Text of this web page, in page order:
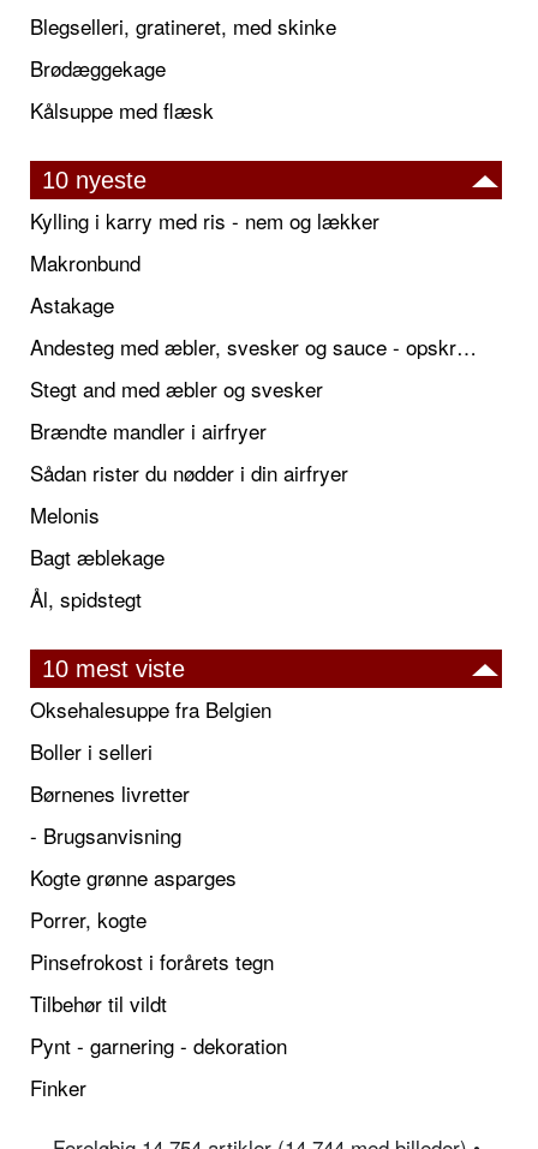
Blegselleri, gratineret, med skinke
Brødæggekage
Kålsuppe med flæsk
10 nyeste
Kylling i karry med ris - nem og lækker
Makronbund
Astakage
Andesteg med æbler, svesker og sauce - opskrift også til jul
Stegt and med æbler og svesker
Brændte mandler i airfryer
Sådan rister du nødder i din airfryer
Melonis
Bagt æblekage
Ål, spidstegt
10 mest viste
Oksehalesuppe fra Belgien
Boller i selleri
Børnenes livretter
- Brugsanvisning
Kogte grønne asparges
Porrer, kogte
Pinsefrokost i forårets tegn
Tilbehør til vildt
Pynt - garnering - dekoration
Finker